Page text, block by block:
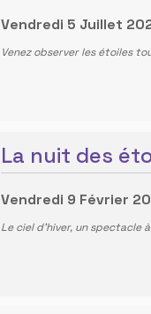
Vendredi 5 Juillet
Venez observer les étoiles
La nuit des
Vendredi 9 Février
Le ciel d'hiver, un spectacle